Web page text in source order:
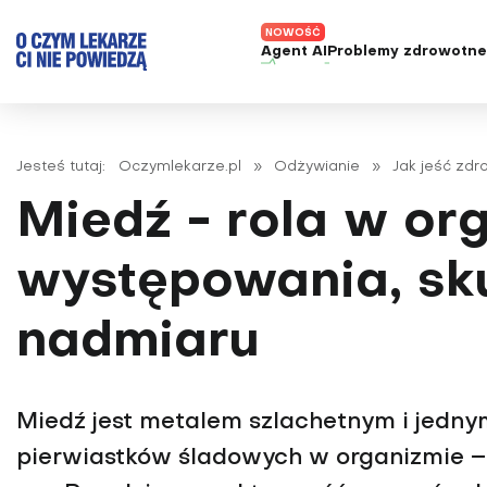
Agent AI Problemy zdrowotne
Alergie
Autyzm
Bezsenność
Borelioza
Choroba Parkinsona
Choroby jelit
Prawa
Jesteś tutaj: Oczymlekarze.pl » Odżywianie » Jak jeść
Miedź - rola w
występowania,
nadmiaru
Miedź jest metalem szlachetnym i
pierwiastków śladowych w organizmie